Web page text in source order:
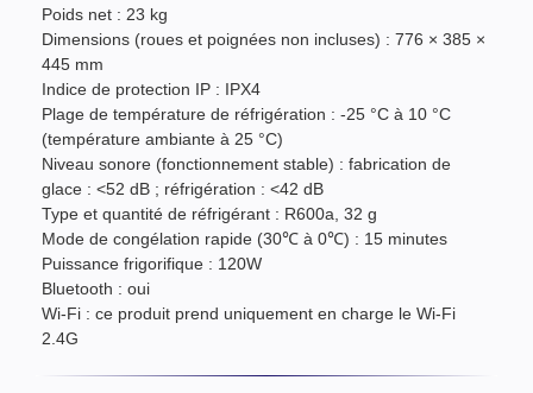
Poids net : 23 kg
Dimensions (roues et poignées non incluses) : 776 × 385 ×
445 mm
Indice de protection IP : IPX4
Plage de température de réfrigération : -25 °C à 10 °C
(température ambiante à 25 °C)
Niveau sonore (fonctionnement stable) : fabrication de
glace : <52 dB ; réfrigération : <42 dB
Type et quantité de réfrigérant : R600a, 32 g
Mode de congélation rapide (30℃ à 0℃) : 15 minutes
Puissance frigorifique : 120W
Bluetooth : oui
Wi-Fi : ce produit prend uniquement en charge le Wi-Fi
2.4G